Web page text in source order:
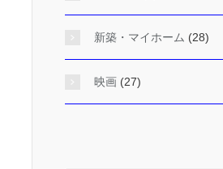
新築・マイホーム (28)
映画 (27)